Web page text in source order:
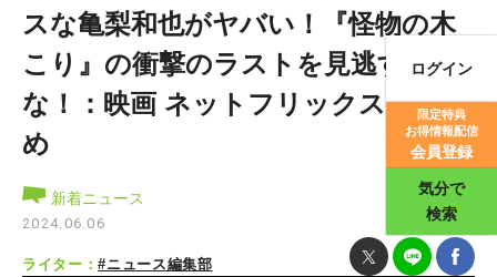
映画記事
ログイン
限定特典
お得情報配信
会員登録
気分で
検索
スな亀梨和也がヤバい！『怪物の木
こり』の衝撃のラストを見逃す
な！：映画 ネットフリックスおすす
め
新着ニュース
2024.06.06
ライター：#ニュース編集部